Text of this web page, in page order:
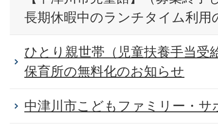
長期休暇中のランチタイム利用
ひとり親世帯（児童扶養手当受
保育所の無料化のお知らせ
中津川市こどもファミリー・サ